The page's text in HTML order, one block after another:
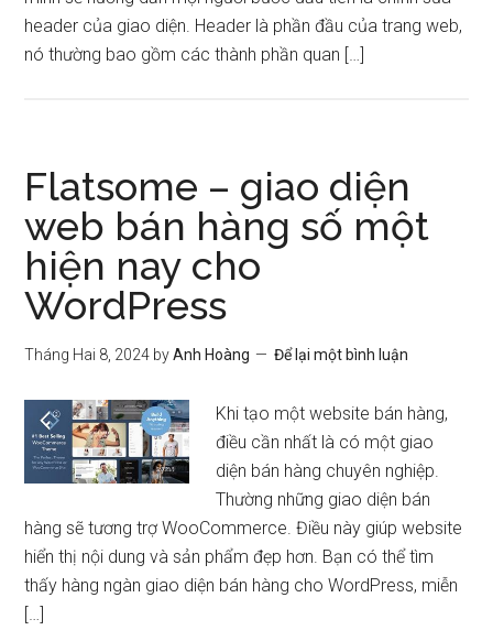
header của giao diện. Header là phần đầu của trang web,
nó thường bao gồm các thành phần quan […]
Flatsome – giao diện
web bán hàng số một
hiện nay cho
WordPress
Tháng Hai 8, 2024 byAnh Hoàng Để lại một bình luận
Khi tạo một website bán hàng,
điều cần nhất là có một giao
diện bán hàng chuyên nghiệp.
Thường những giao diện bán
hàng sẽ tương trợ WooCommerce. Điều này giúp website
hiển thị nội dung và sản phẩm đẹp hơn. Bạn có thể tìm
thấy hàng ngàn giao diện bán hàng cho WordPress, miễn
[…]